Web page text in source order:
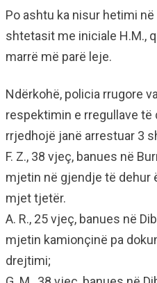
Po ashtu ka nisur hetimi
shtetasit me iniciale H.M.,
marrë më parë leje.
Ndërkohë, policia rrugore
respektimin e rregullave të
rrjedhojë janë arrestuar 3
F. Z., 38 vjeç, banues në
mjetin në gjendje të dehur
mjet tjetër.
A. R., 25 vjeç, banues në
mjetin kamionçinë pa
drejtimi;